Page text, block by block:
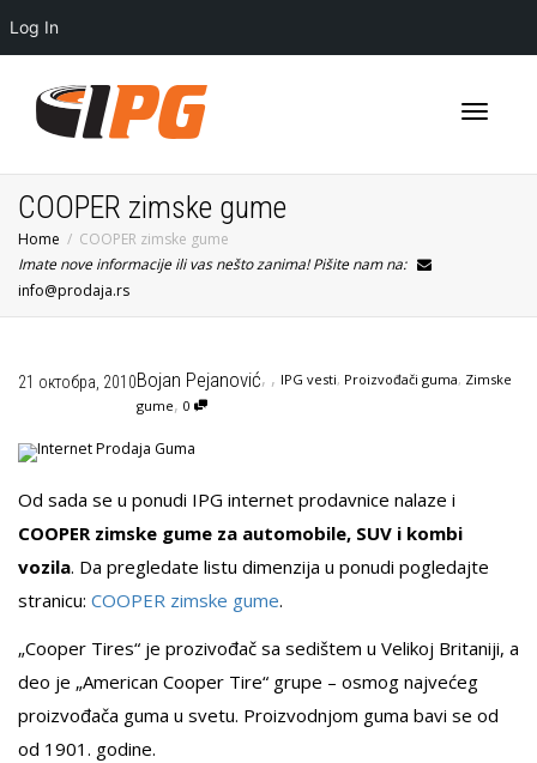
Log In
COOPER zimske gume
Home
COOPER zimske gume
Imate nove informacije ili vas nešto zanima! Pišite nam na:
info@prodaja.rs
Bojan Pejanović,
21 октобра, 2010 , IPG vesti, Proizvođači guma, Zimske
gume, 0
Od sada se u ponudi IPG internet prodavnice nalaze i
COOPER zimske gume za automobile, SUV i kombi
vozila. Da pregledate listu dimenzija u ponudi pogledajte
stranicu: COOPER zimske gume.
„Cooper Tires“ je prozivođač sa sedištem u Velikoj Britaniji, a
deo je „American Cooper Tire“ grupe – osmog najvećeg
proizvođača guma u svetu. Proizvodnjom guma bavi se od
od 1901. godine.